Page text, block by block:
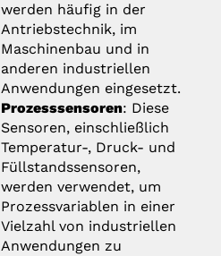
werden häufig in der
Antriebstechnik, im
Maschinenbau und in
anderen industriellen
Anwendungen eingesetzt.
Prozesssensoren: Diese
Sensoren, einschließlich
Temperatur-, Druck- und
Füllstandssensoren,
werden verwendet, um
Prozessvariablen in einer
Vielzahl von industriellen
Anwendungen zu